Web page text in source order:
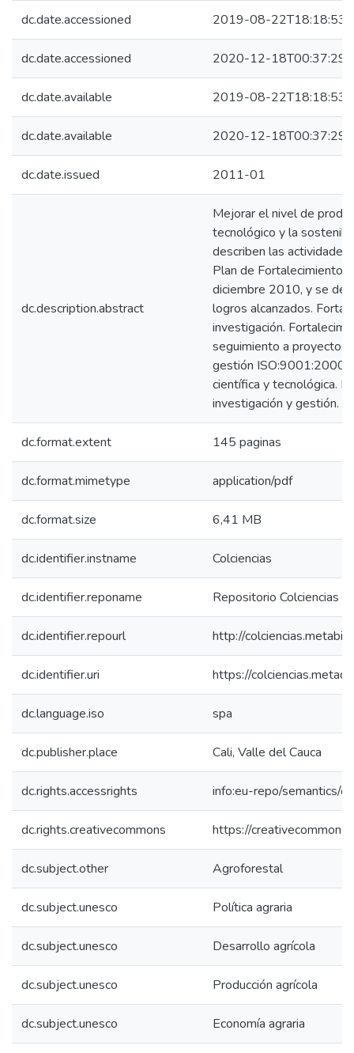
dc.date.accessioned 2019-08-22T18:18:53Z
dc.date.accessioned 2020-12-18T00:37:29Z
dc.date.available 2019-08-22T18:18:53Z
dc.date.available 2020-12-18T00:37:29Z
dc.date.issued 2011-01
dc.description.abstract
Mejorar el nivel de
tecnológico y la
describen las
Plan de Fortalecimiento
diciembre 2010, y se
logros alcanzados.
investigación.
seguimiento a proyectos
gestión ISO:9001:2000
científica y tecnológica.
investigación y gestión.
dc.format.extent 145 paginas
dc.format.mimetype application/pdf
dc.format.size 6,41 MB
dc.identifier.instname Colciencias
dc.identifier.reponame Repositorio Colciencias
dc.identifier.repourl http://
dc.identifier.uri https://
dc.language.iso spa
dc.publisher.place Cali, Valle del Cauca
dc.rights.accessrights info:eu-repo/semantics/
dc.rights.creativecommons https://
dc.subject.other Agroforestal
dc.subject.unesco Política agraria
dc.subject.unesco Desarrollo agrícola
dc.subject.unesco Producción agrícola
dc.subject.unesco Economía agraria